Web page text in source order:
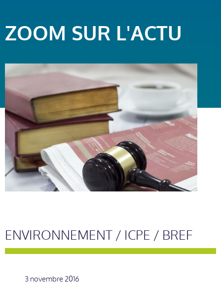
ZOOM SUR L'ACTU
ENVIRONNEMENT / ICPE / BREF
3 novembre 2016